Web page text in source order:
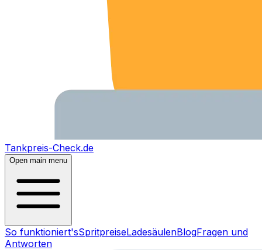
Tankpreis-Check.de
Open main menu
So funktioniert'sSpritpreiseLadesäulenBlogFragen und
Antworten